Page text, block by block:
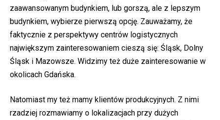
zaawansowanym budynkiem, lub gorszą, ale z lepszym
budynkiem, wybierze pierwszą opcję. Zauważamy, że
faktycznie z perspektywy centrów logistycznych
największym zainteresowaniem cieszą się: Śląsk, Dolny
Śląsk i Mazowsze. Widzimy też duże zainteresowanie w
okolicach Gdańska.
Natomiast my też mamy klientów produkcyjnych. Z nimi
rzadziej rozmawiamy o lokalizacjach przy dużych